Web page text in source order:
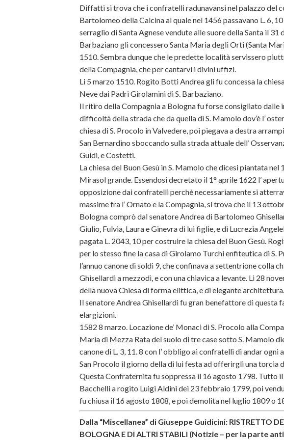
Diffatti si trova che i confratelli radunavansi nel palazzo del
Bartolomeo della Calcina al quale nel 1456 passavano L. 6,
serraglio di Santa Agnese vendute alle suore della Santa il
Barbaziano gli concessero Santa Maria degli Orti (Santa
1510. Sembra dunque che le predette località servissero
della Compagnia, che per cantarvi i divini uffizi.
Li 5 marzo 1510. Rogito Botti Andrea gli fu concessa la
Neve dai Padri Girolamini di S. Barbaziano.
Il ritiro della Compagnia a Bologna fu forse consigliato dalle
difficoltà della strada che da quella di S. Mamolo dov’è l’
chiesa di S. Procolo in Valvedere, poi piegava a destra
San Bernardino sboccando sulla strada attuale dell’
Guidi, e Costetti.
La chiesa del Buon Gesù in S. Mamolo che dicesi piantata
Mirasol grande. Essendosi decretato il 1° aprile 1622 l’
opposizione dai confratelli perchè necessariamente si
massime fra l’ Ornato e la Compagnia, si trova che il 13
Bologna comprò dal senatore Andrea di Bartolomeo
Giulio, Fulvia, Laura e Ginevra di lui figlie, e di Lucrezia
pagata L. 2043, 10 per costruire la chiesa del Buon Gesù.
per lo stesso fine la casa di Girolamo Turchi enfiteutica di S.
l’annuo canone di soldi 9, che confinava a settentrione colla
Ghisellardi a mezzodì, e con una chiavica a levante. Li 28
della nuova Chiesa di forma elittica, e di elegante architettura.
Il senatore Andrea Ghisellardi fu gran benefattore di questa
elargizioni.
1582 8 marzo. Locazione de’ Monaci di S. Procolo alla
Maria di Mezza Rata del suolo di tre case sotto S. Mamolo
canone di L. 3, 11. 8 con l’ obbligo ai confratelli di andar ogni
San Procolo il giorno della di lui festa ad offerirgli una torcia
Questa Confraternita fu soppressa il 16 agosto 1798. Tutto
Bacchelli a rogito Luigi Aldini dei 23 febbraio 1799, poi
fu chiusa il 16 agosto 1808, e poi demolita nel luglio 1809 o
Dalla “Miscellanea” di Giuseppe Guidicini: RISTRETTO
BOLOGNA E DI ALTRI STABILI (Notizie – per la parte